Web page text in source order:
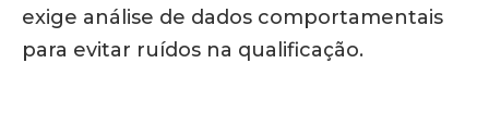
exige análise de dados comportamentais
para evitar ruídos na qualificação.